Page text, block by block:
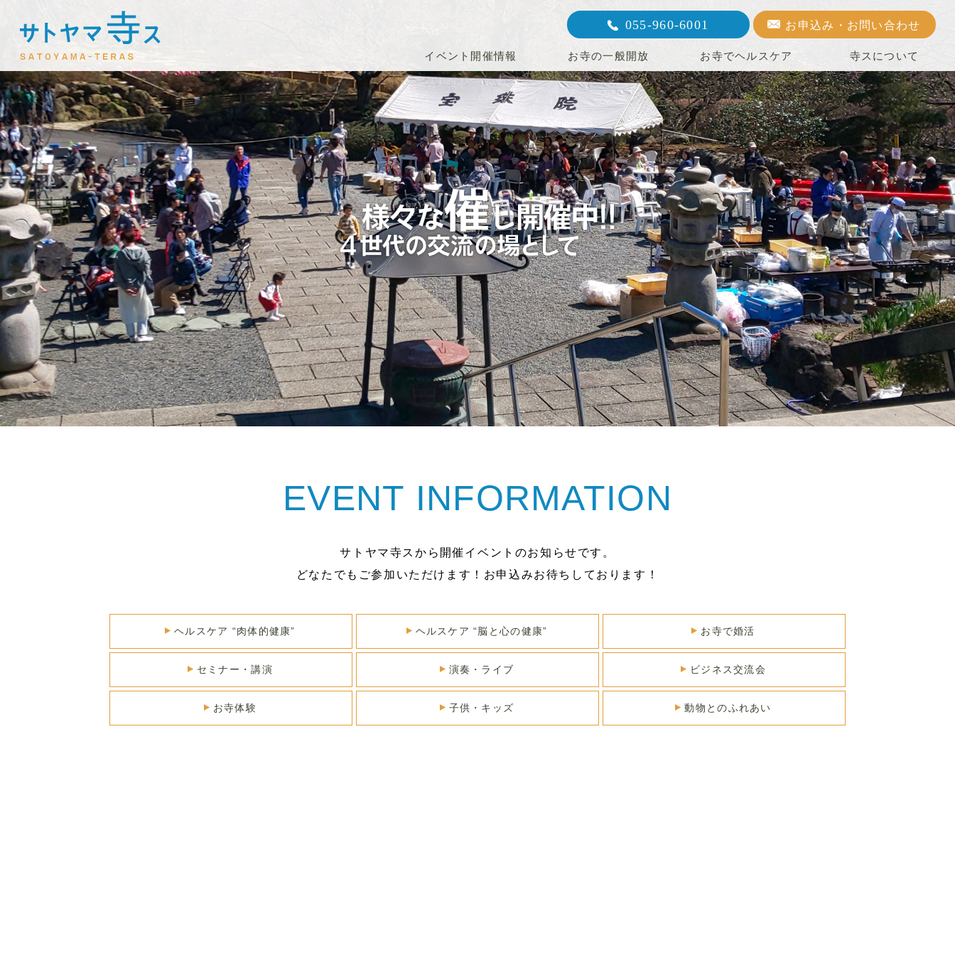
イベント開催情報 お寺の一般開放 お寺でヘルスケア 寺スについて
055-960-6001 お申込み・お問い合わせ
EVENT INFORMATION
サトヤマ寺スから開催イベントのお知らせです。
どなたでもご参加いただけます！お申込みお待ちしております！
ヘルスケア “肉体的健康” ヘルスケア “脳と心の健康” お寺で婚活
セミナー・講演 演奏・ライブ ビジネス交流会
お寺体験 子供・キッズ 動物とのふれあい